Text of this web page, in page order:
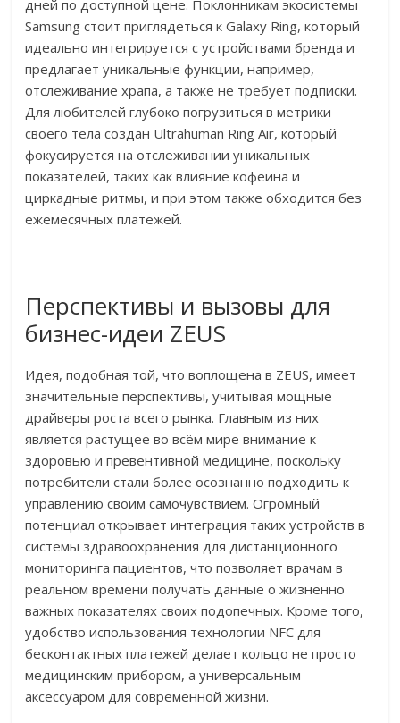
дней по доступной цене. Поклонникам экосистемы
Samsung стоит приглядеться к Galaxy Ring, который
идеально интегрируется с устройствами бренда и
предлагает уникальные функции, например,
отслеживание храпа, а также не требует подписки.
Для любителей глубоко погрузиться в метрики
своего тела создан Ultrahuman Ring Air, который
фокусируется на отслеживании уникальных
показателей, таких как влияние кофеина и
циркадные ритмы, и при этом также обходится без
ежемесячных платежей.
Перспективы и вызовы для
бизнес-идеи ZEUS
Идея, подобная той, что воплощена в ZEUS, имеет
значительные перспективы, учитывая мощные
драйверы роста всего рынка. Главным из них
является растущее во всём мире внимание к
здоровью и превентивной медицине, поскольку
потребители стали более осознанно подходить к
управлению своим самочувствием. Огромный
потенциал открывает интеграция таких устройств в
системы здравоохранения для дистанционного
мониторинга пациентов, что позволяет врачам в
реальном времени получать данные о жизненно
важных показателях своих подопечных. Кроме того,
удобство использования технологии NFC для
бесконтактных платежей делает кольцо не просто
медицинским прибором, а универсальным
аксессуаром для современной жизни.